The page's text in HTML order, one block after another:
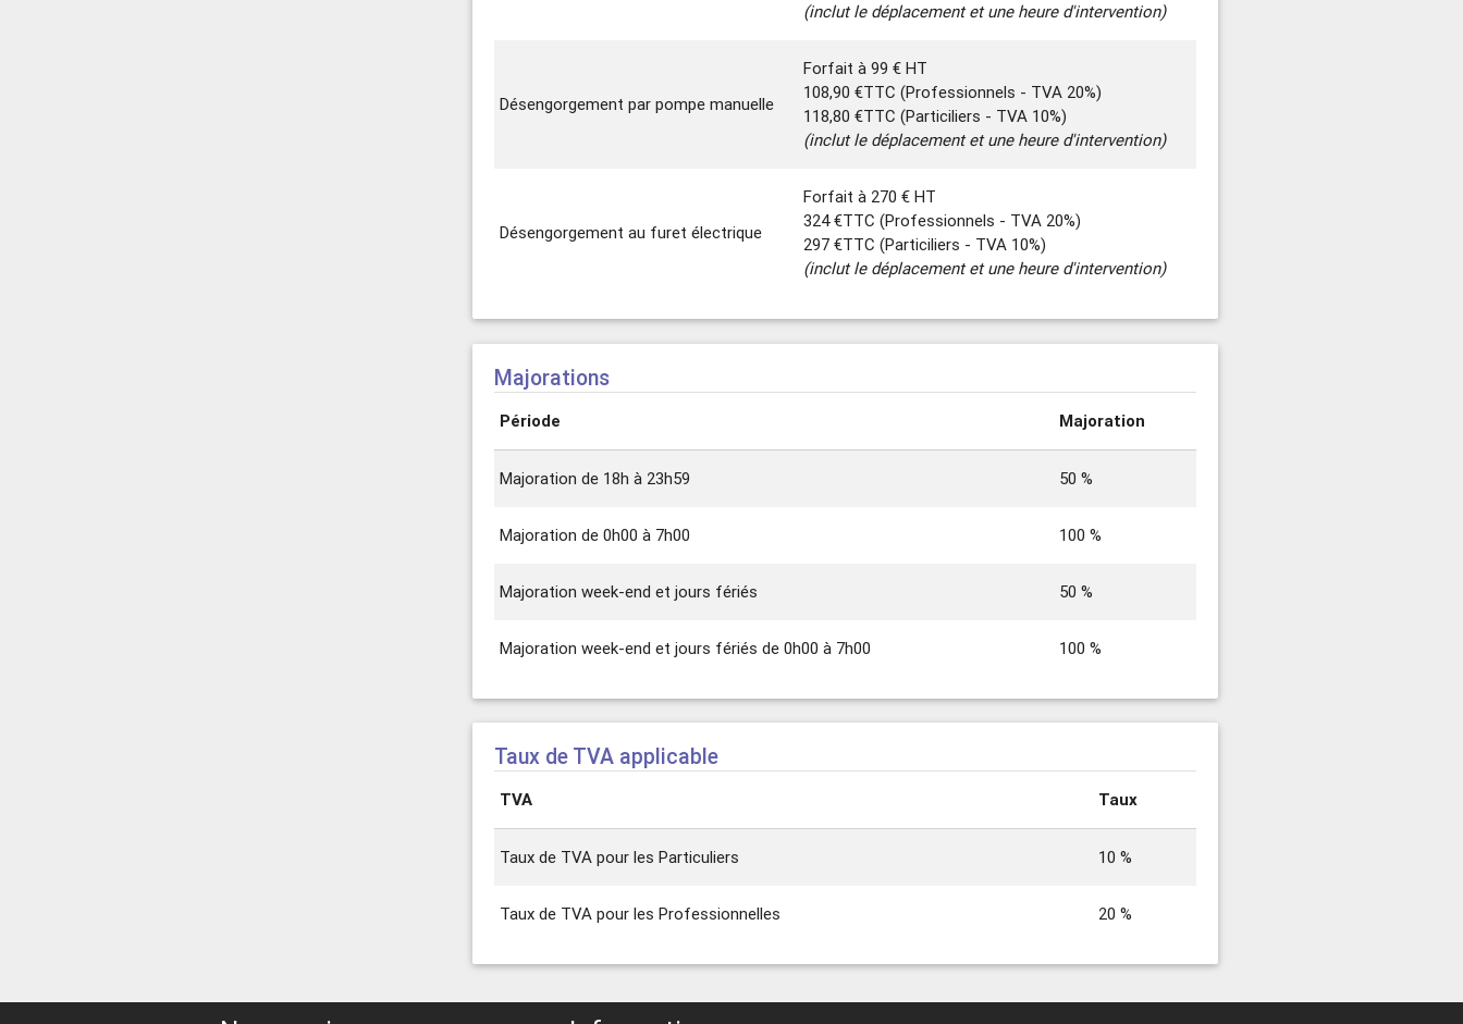
(inclut le déplacement et une heure d'intervention)
Désengorgement par pompe manuelle
Forfait à 99 € HT
108,90 €TTC (Professionnels - TVA 20%)
118,80 €TTC (Particiliers - TVA 10%)
(inclut le déplacement et une heure d'intervention)
Désengorgement au furet électrique
Forfait à 270 € HT
324 €TTC (Professionnels - TVA 20%)
297 €TTC (Particiliers - TVA 10%)
(inclut le déplacement et une heure d'intervention)
Majorations
Période Majoration
Majoration de 18h à 23h59 50 %
Majoration de 0h00 à 7h00 100 %
Majoration week-end et jours fériés 50 %
Majoration week-end et jours fériés de 0h00 à 7h00 100 %
Taux de TVA applicable
TVA Taux
Taux de TVA pour les Particuliers 10 %
Taux de TVA pour les Professionnelles 20 %